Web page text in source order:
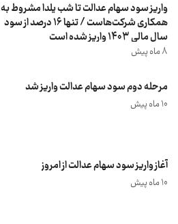
واریز سود سهام عدالت تا شب یلدا مشروط به
همکاری شرکت‌هاست / تنها 16 درصد از سود
سال مالی 1403 واریز شده است
8 ماه پیش
مرحله دوم سود سهام عدالت واریز شد
10 ماه پیش
آغاز واریز سود سهام عدالت از امروز
10 ماه پیش